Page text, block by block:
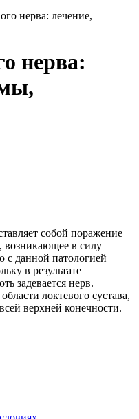
нерва: лечение,
нерва:
собой поражение
возникающее в силу
с данной патологией
в результате
задевается нерв.
локтевого сустава,
верхней конечности.